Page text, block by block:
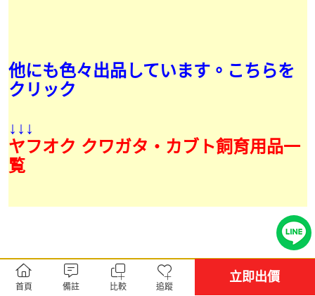
首頁 備註 比較 追蹤
立即出價
他にも色々出品しています。こちらを
クリック
↓↓↓
ヤフオク クワガタ・カブト飼育用品一
覧